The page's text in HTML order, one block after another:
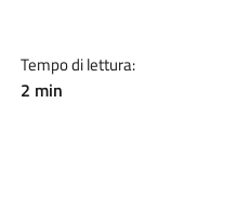
Tempo di lettura:
2 min